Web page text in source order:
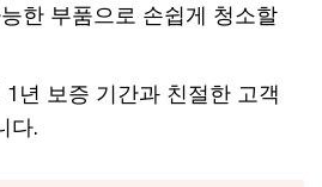
한 부품으로 손쉽게 청소할
1년 보증 기간과 친절한 고객
다.